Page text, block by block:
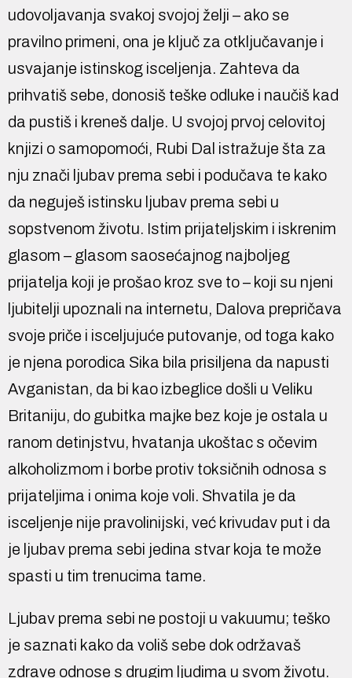
udovoljavanja svakoj svojoj želji – ako se
pravilno primeni, ona je ključ za otključavanje i
usvajanje istinskog isceljenja. Zahteva da
prihvatiš sebe, donosiš teške odluke i naučiš kad
da pustiš i kreneš dalje. U svojoj prvoj celovitoj
knjizi o samopomoći, Rubi Dal istražuje šta za
nju znači ljubav prema sebi i podučava te kako
da neguješ istinsku ljubav prema sebi u
sopstvenom životu. Istim prijateljskim i iskrenim
glasom – glasom saosećajnog najboljeg
prijatelja koji je prošao kroz sve to – koji su njeni
ljubitelji upoznali na internetu, Dalova prepričava
svoje priče i isceljujuće putovanje, od toga kako
je njena porodica Sika bila prisiljena da napusti
Avganistan, da bi kao izbeglice došli u Veliku
Britaniju, do gubitka majke bez koje je ostala u
ranom detinjstvu, hvatanja ukoštac s očevim
alkoholizmom i borbe protiv toksičnih odnosa s
prijateljima i onima koje voli. Shvatila je da
isceljenje nije pravolinijski, već krivudav put i da
je ljubav prema sebi jedina stvar koja te može
spasti u tim trenucima tame.
Ljubav prema sebi ne postoji u vakuumu; teško
je saznati kako da voliš sebe dok održavaš
zdrave odnose s drugim ljudima u svom životu.